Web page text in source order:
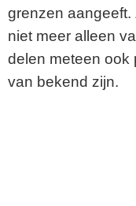
grenzen aangeeft.
niet meer alleen
delen meteen ook
van bekend zijn.